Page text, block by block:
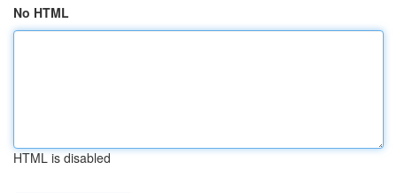
No HTML
HTML is disabled